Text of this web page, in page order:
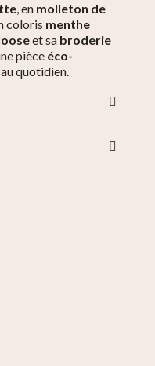
, en molleton de
coloris menthe
et sa broderie
pièce éco-
quotidien.